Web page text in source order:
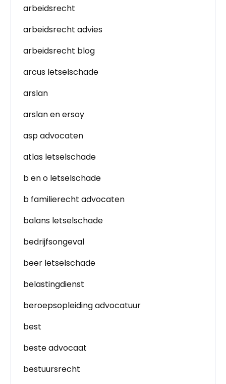
arbeidsrecht
arbeidsrecht advies
arbeidsrecht blog
arcus letselschade
arslan
arslan en ersoy
asp advocaten
atlas letselschade
b en o letselschade
b familierecht advocaten
balans letselschade
bedrijfsongeval
beer letselschade
belastingdienst
beroepsopleiding advocatuur
best
beste advocaat
bestuursrecht